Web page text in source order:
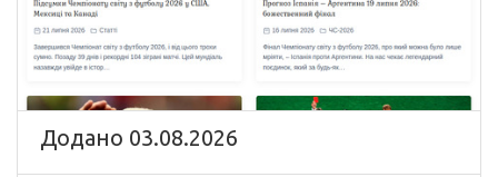
Додано 03.08.2026